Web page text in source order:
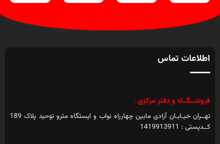
اطلاعات تماس
فروشــگــاه و دفتر مرکزی :
تهــران خیـابـان آزادی مابین چهارراه نواب و ایستگاه مترو توحید پلاک 189
کــدپستی : 1419913911